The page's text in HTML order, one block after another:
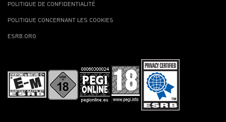
POLITIQUE DE CONFIDENTIALITÉ
POLITIQUE CONCERNANT LES COOKIES
ESRB.ORG